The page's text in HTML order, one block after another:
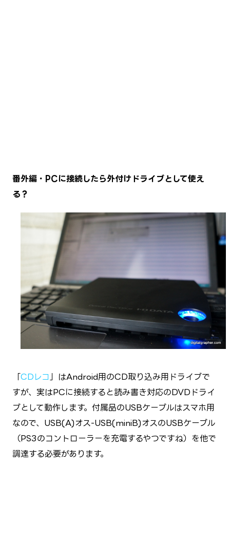
番外編・PCに接続したら外付けドライブとして使え
る？
「CDレコ
」はAndroid用のCD取り込み用ドライブで
すが、実はPCに接続すると読み書き対応のDVDドライ
ブとして動作します。付属品のUSBケーブルはスマホ用
なので、USB(A)オス-USB(miniB)オスのUSBケーブル
（PS3のコントローラーを充電するやつですね）を他で
調達する必要があります。